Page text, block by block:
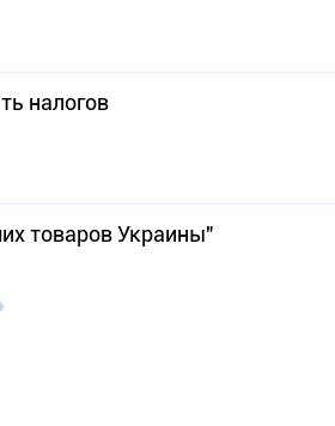
налогов
товаров Украины"